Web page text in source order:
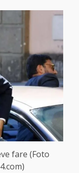
fare (Foto